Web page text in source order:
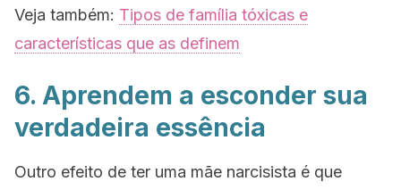
Veja também: Tipos de família tóxicas e
características que as definem
6. Aprendem a esconder sua
verdadeira essência
Outro efeito de ter uma mãe narcisista é que